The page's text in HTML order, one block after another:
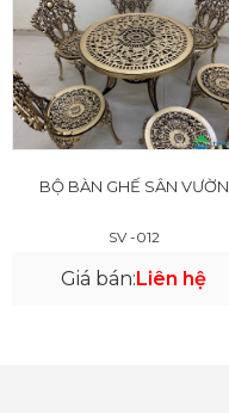
BỘ BÀN GHẾ SÂN VƯỜN
SV -012
Giá bán:Liên hệ